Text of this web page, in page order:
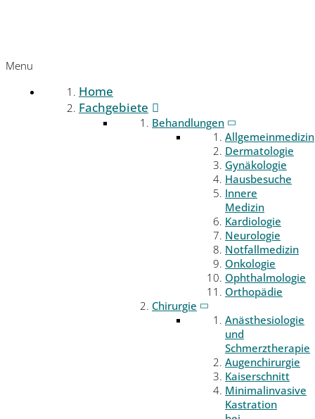
Menu
Home
Fachgebiete
Behandlungen
Allgemeinmedizin
Dermatologie
Gynäkologie
Hausbesuche
Innere
Medizin
Kardiologie
Neurologie
Notfallmedizin
Onkologie
Ophthalmologie
Orthopädie
Chirurgie
Anästhesiologie
und
Schmerztherapie
Augenchirurgie
Kaiserschnitt
Minimalinvasive
Kastration